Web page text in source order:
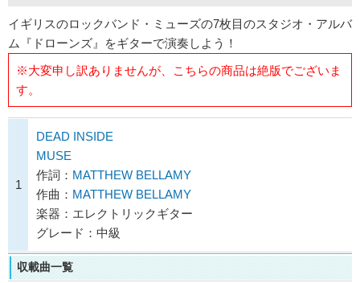
イギリスのロックバンド・ミューズの7枚目のスタジオ・アルバ
ム『ドローンズ』をギターで演奏しよう！
※大変申し訳ありませんが、こちらの商品は絶版でございま
す。
1
DEAD INSIDE
MUSE
作詞： MATTHEW BELLAMY
作曲： MATTHEW BELLAMY
楽器：エレクトリックギター
グレード：中級
収載曲一覧